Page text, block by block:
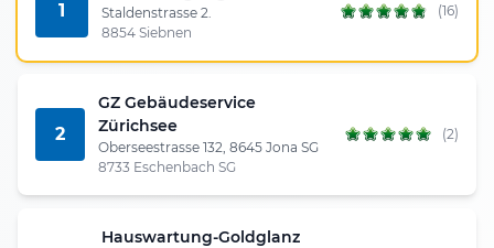
1
Staldenstrasse 2.
8854 Siebnen
(16)
2
GZ Gebäudeservice
Zürichsee
Oberseestrasse 132, 8645 Jona SG
8733 Eschenbach SG
(2)
Hauswartung-Goldglanz